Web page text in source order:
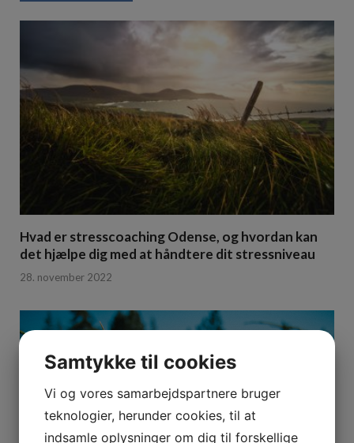
Hvad er stresscoaching Odense, og hvordan kan
det hjælpe dig med at håndtere dit stressniveau
28. november 2022
Samtykke til cookies
Vi og vores samarbejdspartnere bruger
teknologier, herunder cookies, til at
indsamle oplysninger om dig til forskellige